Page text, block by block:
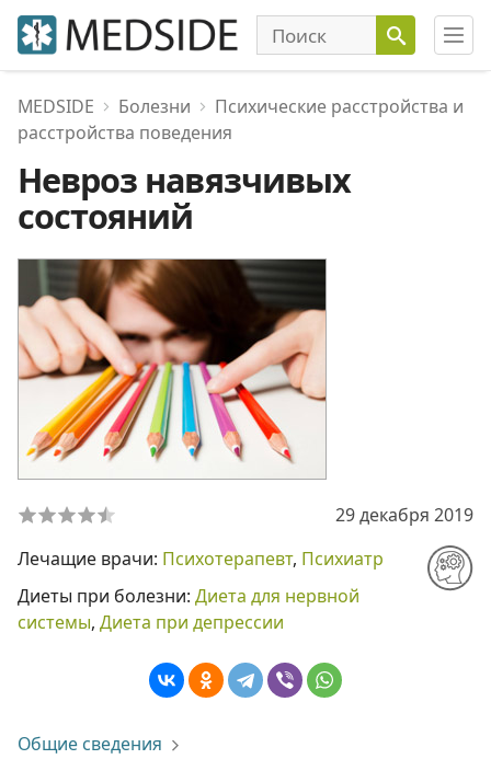
MEDSIDE Болезни
Психические расстройства и
расстройства поведения
Невроз навязчивых
состояний
29 декабря 2019
Лечащие врачи: Психотерапевт, Психиатр
Диеты при болезни: Диета для нервной
системы, Диета при депрессии
Общие сведения